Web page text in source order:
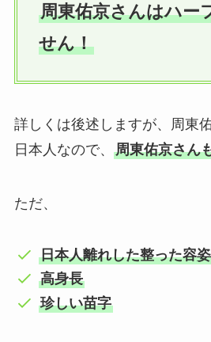
周東佑京さんはハー
せん！
詳しくは後述しますが、周東
日本人なので、 周東佑京さん
ただ、
日本人離れした整った容姿
高身長
珍しい苗字